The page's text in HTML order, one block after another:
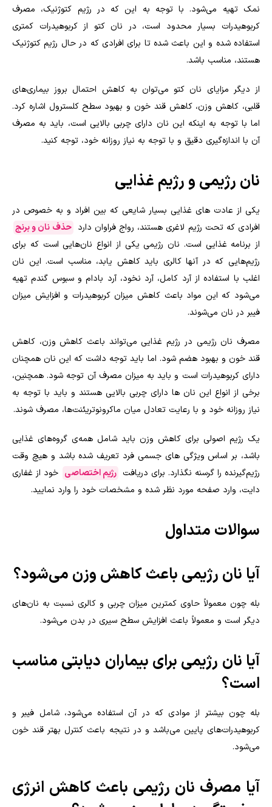
نمک تهیه می‌شود.با توجه به این که در رژیم کتوژنیک، مصرف
کربوهیدرات بسیار محدود است، در نان کتو از کربوهیدرات کمتری
استفاده شده و این باعث شده تا برای افرادی که در حال رژیم کتوژنیک
هستند، مناسب باشد.
از دیگر مزایای نان کتو می‌توان به کاهش احتمال بروز بیماری‌های
قلبی، کاهش وزن، کاهش قند خون و بهبود سطح کلسترول اشاره کرد.
اما با توجه به اینکه این نان دارای چربی بالایی است، باید به مصرف
آن با اندازه‌گیری دقیق و با توجه به نیاز روزانه خود، توجه کنید.
نان رژیمی و رژیم غذایی
یکی از عادت های غذایی بسیار شایعی که بین افراد و به خصوص در
افرادی که تحت رژیم لاغری هستند، رواج فراوان دارد حذف نان و برنج
از برنامه غذایی است. نان رژیمی یکی از انواع نان‌هایی است که برای
رژیم‌هایی که در آنها کالری باید کاهش یابد، مناسب است. این نان
اغلب با استفاده از آرد کامل، آرد نخود، آرد بادام و سبوس گندم تهیه
می‌شود که این مواد باعث کاهش میزان کربوهیدرات و افزایش میزان
فیبر در نان می‌شوند.
مصرف نان رژیمی در رژیم غذایی می‌تواند باعث کاهش وزن، کاهش
قند خون و بهبود هضم شود. اما باید توجه داشت که این نان همچنان
دارای کربوهیدرات است و باید به میزان مصرف آن توجه شود. همچنین،
برخی از انواع این نان ها دارای چربی بالایی هستند و باید با توجه به
نیاز روزانه خود و با رعایت تعادل میان ماکرونوتریئنت‌ها، مصرف شوند.
یک رژیم اصولی برای کاهش وزن باید شامل همه‌ی گروه‌های غذایی
باشد، بر اساس ویژگی های جسمی فرد تعریف شده باشد و هیچ وقت
رژیم‌گیرنده را گرسنه نگذارد. برای دریافت رژیم اختصاصی خود از غفاری
دایت، وارد صفحه مورد نظر شده و مشخصات خود را وارد نمایید.
سوالات متداول
آیا نان رژیمی باعث کاهش وزن می‌شود؟
بله چون معمولاً حاوی کمترین میزان چربی و کالری نسبت به نان‌های
دیگر است و معمولاً باعث افزایش سطح سیری در بدن می‌شود.
آیا نان رژیمی برای بیماران دیابتی مناسب
است؟
بله چون بیشتر از موادی که در آن استفاده می‌شود، شامل فیبر و
کربوهیدرات‌های پایین می‌باشد و در نتیجه باعث کنترل بهتر قند خون
می‌شود.
آیا مصرف نان رژیمی باعث کاهش انرژی